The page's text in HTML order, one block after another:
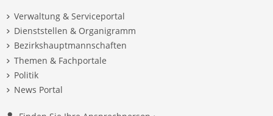
Verwaltung & Serviceportal
Dienststellen & Organigramm
Bezirkshauptmannschaften
Themen & Fachportale
Politik
News Portal